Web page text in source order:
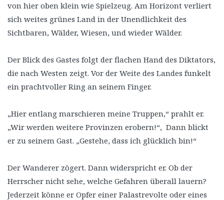
von hier oben klein wie Spielzeug. Am Horizont verliert
sich weites grünes Land in der Unendlichkeit des
Sichtbaren, Wälder, Wiesen, und wieder Wälder.
Der Blick des Gastes folgt der flachen Hand des Diktators,
die nach Westen zeigt. Vor der Weite des Landes funkelt
ein prachtvoller Ring an seinem Finger.
„Hier entlang marschieren meine Truppen,“ prahlt er.
„Wir werden weitere Provinzen erobern!“, Dann blickt
er zu seinem Gast. „Gestehe, dass ich glücklich bin!“
Der Wanderer zögert. Dann widerspricht er. Ob der
Herrscher nicht sehe, welche Gefahren überall lauern?
Jederzeit könne er Opfer einer Palastrevolte oder eines